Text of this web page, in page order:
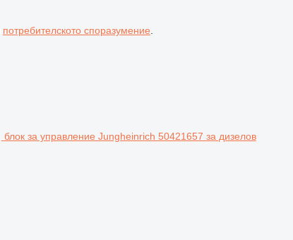
потребителското споразумение
блок за управление Jungheinrich 50421657 за дизелов